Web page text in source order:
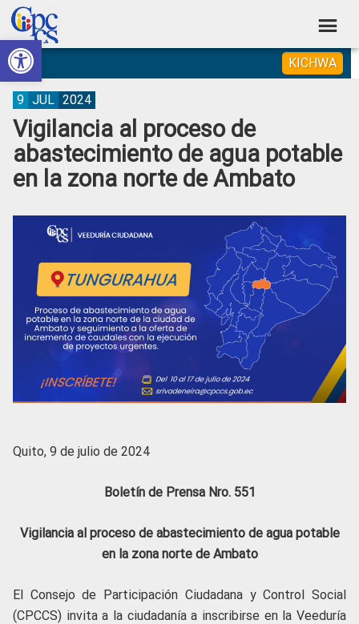
Abrir barra de herramientas
Skip
to
primary
navigation
Skip
to
main
content
Skip
to
primary
sidebar
Skip
to
footer
Consejo
de
Participación
Ciudadana
Control
Social
Construyendo
Poder
Ciudadano
KICHWA
Vigilancia al proceso de
abastecimiento de agua potable
en la zona norte de Ambato
9 JUL 2024
Quito, 9 de julio de 2024
Boletín de Prensa Nro. 551
Vigilancia al proceso de abastecimiento de agua potable
en la zona norte de Ambato
El Consejo de Participación Ciudadana y Control Social
(CPCCS) invita a la ciudadanía a inscribirse en la Veeduría